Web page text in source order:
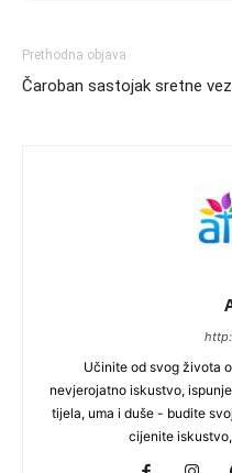
Prethodna objava
Čaroban sastojak sretne
Učinite od svog života
nevjerojatno iskustvo,
tijela, uma i duše - budite
cijenite